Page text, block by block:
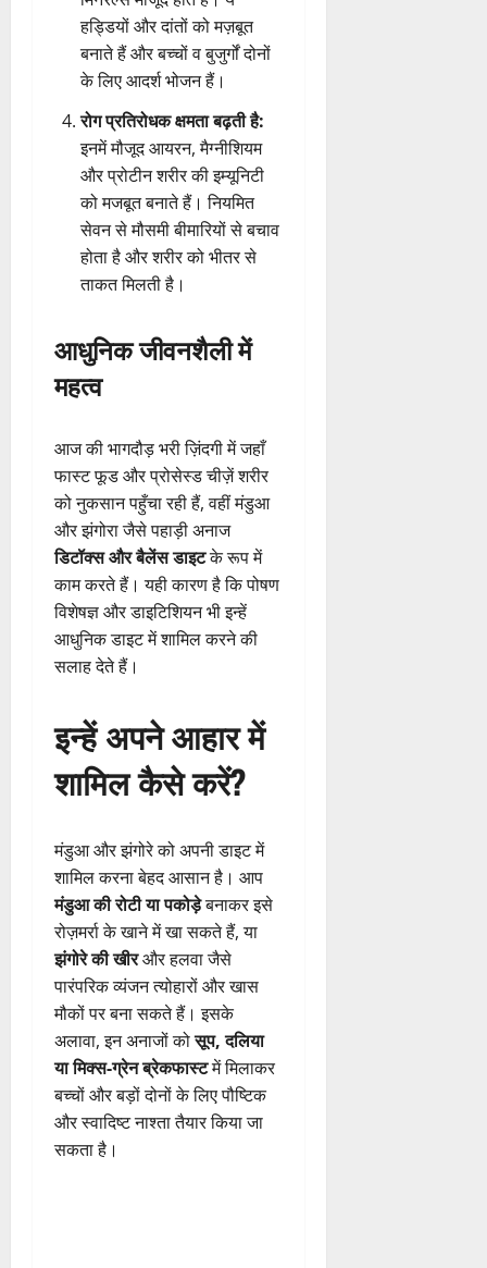
हड्डियों और दांतों को मज़बूत
बनाते हैं और बच्चों व बुजुर्गों दोनों
के लिए आदर्श भोजन हैं।
रोग प्रतिरोधक क्षमता बढ़ती है:
इनमें मौजूद आयरन, मैग्नीशियम
और प्रोटीन शरीर की इम्यूनिटी
को मजबूत बनाते हैं। नियमित
सेवन से मौसमी बीमारियों से बचाव
होता है और शरीर को भीतर से
ताकत मिलती है।
आधुनिक जीवनशैली में
महत्व
आज की भागदौड़ भरी ज़िंदगी में जहाँ
फास्ट फूड और प्रोसेस्ड चीज़ें शरीर
को नुकसान पहुँचा रही हैं, वहीं मंडुआ
और झंगोरा जैसे पहाड़ी अनाज
डिटॉक्स और बैलेंस डाइटके रूप में
काम करते हैं। यही कारण है कि पोषण
विशेषज्ञ और डाइटिशियन भी इन्हें
आधुनिक डाइट में शामिल करने की
सलाह देते हैं।
इन्हें अपने आहार में
शामिल कैसे करें?
मंडुआ और झंगोरे को अपनी डाइट में
शामिल करना बेहद आसान है। आप
मंडुआ की रोटी या पकोड़ेबनाकर इसे
रोज़मर्रा के खाने में खा सकते हैं, या
झंगोरे की खीरऔर हलवा जैसे
पारंपरिक व्यंजन त्योहारों और खास
मौकों पर बना सकते हैं। इसके
अलावा, इन अनाजों कोसूप, दलिया
या मिक्स-ग्रेन ब्रेकफास्टमें मिलाकर
बच्चों और बड़ों दोनों के लिए पौष्टिक
और स्वादिष्ट नाश्ता तैयार किया जा
सकता है।